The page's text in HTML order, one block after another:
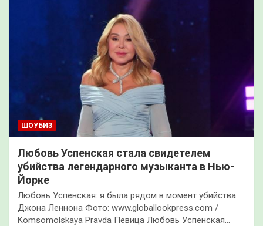
ШОУБИЗ
Любовь Успенская стала свидетелем
убийства легендарного музыканта в Нью-
Йорке
Любовь Успенская: я была рядом в момент убийства
Джона Леннона Фото: www.globallookpress.com /
Komsomolskaya Pravda Певица Любовь Успенская…